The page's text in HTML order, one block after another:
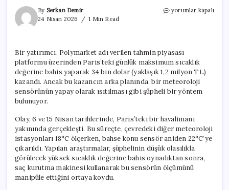
By Serkan Demir
24 Nisan 2026
1 Min Read
Saç
Bahisle
34
Bin
Dolar
Kazandı
için
yorumlar kapalı
Bir yatırımcı, Polymarket adı verilen tahmin piyasası
platformu üzerinden Paris’teki günlük maksimum sıcaklık
değerine bahis yaparak 34 bin dolar (yaklaşık 1,2 milyon TL)
kazandı. Ancak bu kazancın arka planında, bir meteoroloji
sensörünün yapay olarak ısıtılması gibi şüpheli bir yöntem
bulunuyor.
Olay, 6 ve 15 Nisan tarihlerinde, Paris’teki bir havalimanı
yakınında gerçekleşti. Bu süreçte, çevredeki diğer meteoroloji
istasyonları 18°C ölçerken, bahse konu sensör aniden 22°C’ye
çıkarıldı. Yapılan araştırmalar, şüphelinin düşük olasılıkla
görülecek yüksek sıcaklık değerine bahis oynadıktan sonra,
saç kurutma makinesi kullanarak bu sensörün ölçümünü
manipüle ettiğini ortaya koydu.